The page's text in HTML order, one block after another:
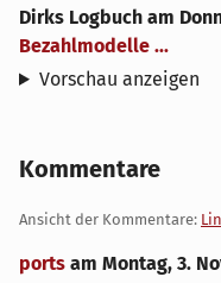
Dirks Logbuch am
Bezahlmodelle ...
Vorschau anzeigen
Kommentare
Ansicht der Kommentare:
ports am Montag, 3.